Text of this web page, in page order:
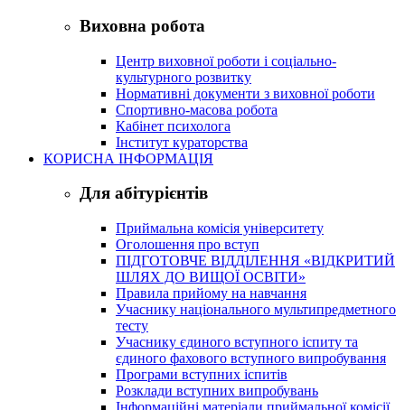
Виховна робота
Центр виховної роботи і соціально-
культурного розвитку
Нормативні документи з виховної роботи
Спортивно-масова робота
Кабінет психолога
Інститут кураторства
КОРИСНА ІНФОРМАЦІЯ
Для абітурієнтів
Приймальна комісія університету
Оголошення про вступ
ПІДГОТОВЧЕ ВІДДІЛЕННЯ «ВІДКРИТИЙ
ШЛЯХ ДО ВИЩОЇ ОСВІТИ»
Правила прийому на навчання
Учаснику національного мультипредметного
тесту
Учаснику єдиного вступного іспиту та
єдиного фахового вступного випробування
Програми вступних іспитів
Розклади вступних випробувань
Інформаційні матеріали приймальної комісії